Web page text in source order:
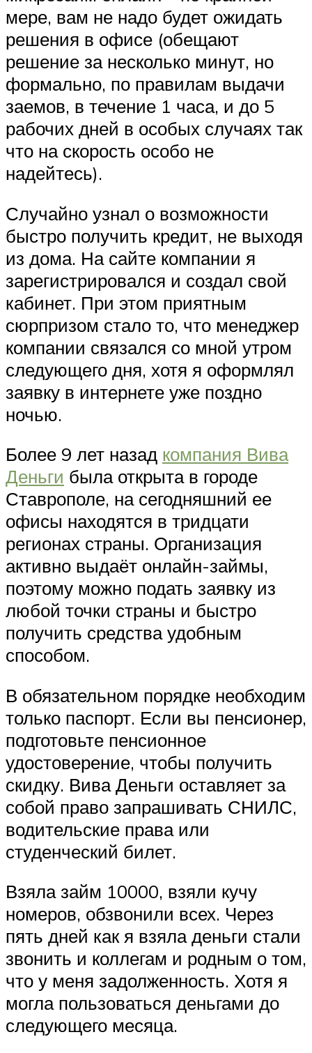
мере, вам не надо будет ожидать
решения в офисе (обещают
решение за несколько минут, но
формально, по правилам выдачи
заемов, в течение 1 часа, и до 5
рабочих дней в особых случаях так
что на скорость особо не
надейтесь).
Случайно узнал о возможности
быстро получить кредит, не выходя
из дома. На сайте компании я
зарегистрировался и создал свой
кабинет. При этом приятным
сюрпризом стало то, что менеджер
компании связался со мной утром
следующего дня, хотя я оформлял
заявку в интернете уже поздно
ночью.
Более 9 лет назад компания Вива
Деньги была открыта в городе
Ставрополе, на сегодняшний ее
офисы находятся в тридцати
регионах страны. Организация
активно выдаёт онлайн-займы,
поэтому можно подать заявку из
любой точки страны и быстро
получить средства удобным
способом.
В обязательном порядке необходим
только паспорт. Если вы пенсионер,
подготовьте пенсионное
удостоверение, чтобы получить
скидку. Вива Деньги оставляет за
собой право запрашивать СНИЛС,
водительские права или
студенческий билет.
Взяла займ 10000, взяли кучу
номеров, обзвонили всех. Через
пять дней как я взяла деньги стали
звонить и коллегам и родным о том,
что у меня задолженность. Хотя я
могла пользоваться деньгами до
следующего месяца.